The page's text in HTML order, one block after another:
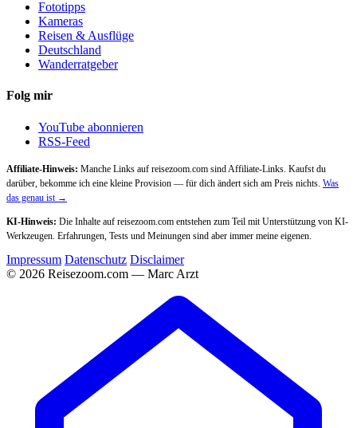
Fototipps
Kameras
Reisen & Ausflüge
Deutschland
Wanderratgeber
Folg mir
YouTube abonnieren
RSS-Feed
Affiliate-Hinweis: Manche Links auf reisezoom.com sind Affiliate-Links. Kaufst du
darüber, bekomme ich eine kleine Provision — für dich ändert sich am Preis nichts. Was
das genau ist →
KI-Hinweis: Die Inhalte auf reisezoom.com entstehen zum Teil mit Unterstützung von KI-
Werkzeugen. Erfahrungen, Tests und Meinungen sind aber immer meine eigenen.
Impressum Datenschutz Disclaimer
© 2026 Reisezoom.com — Marc Arzt